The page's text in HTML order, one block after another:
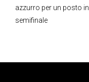
azzurro per un posto in
semifinale